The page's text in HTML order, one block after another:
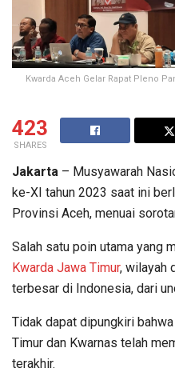
Kwarda Aceh Gelar Rapat Pleno
423
SHARES
Jakarta – Musyawarah
ke-XI tahun 2023 saat ini
Provinsi Aceh, menuai
Salah satu poin utama yang
Kwarda Jawa Timur, wilayah
terbesar di Indonesia, dari
Tidak dapat dipungkiri
Timur dan Kwarnas telah
terakhir.